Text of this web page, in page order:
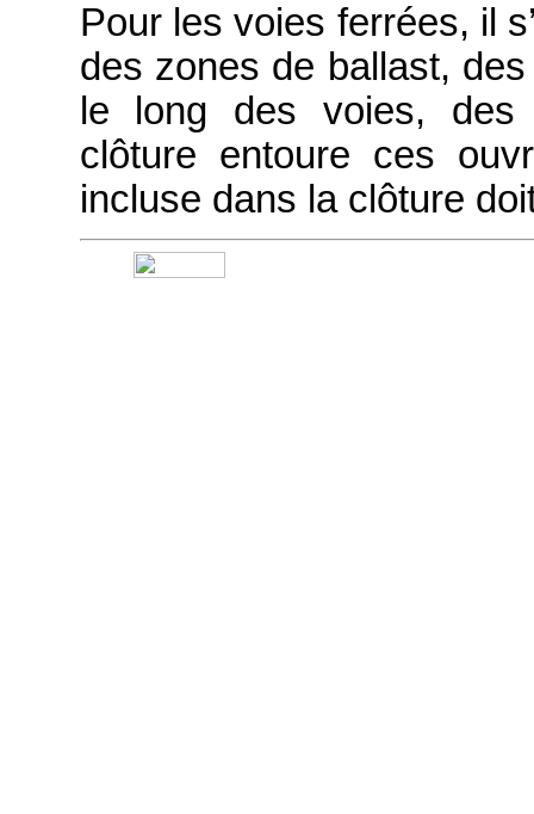
Pour les voies ferrées, il
des zones de ballast,
le long des voies, des
clôture entoure ces
incluse dans la clôture